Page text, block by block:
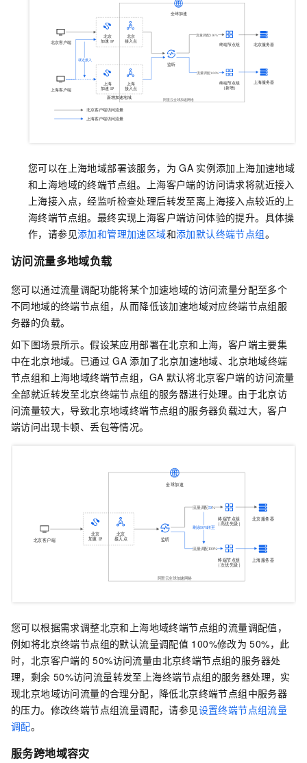
您可以在上海地域部署该服务，为 GA 实例添加上海加速地域
和上海地域的终端节点组。上海客户端的访问请求将就近接入
上海接入点，经监听检查处理后转发至离上海接入点较近的上
海终端节点组。最终实现上海客户端访问体验的提升。具体操
作，请参见添加和管理加速区域和添加默认终端节点组。
访问流量多地域负载
您可以通过流量调配功能将某个加速地域的访问流量分配至多个
不同地域的终端节点组，从而降低该加速地域对应终端节点组服
务器的负载。
如下图场景所示。假设某应用部署在北京和上海，客户端主要集
中在北京地域。已通过 GA 添加了北京加速地域、北京地域终端
节点组和上海地域终端节点组，GA 默认将北京客户端的访问流量
全部就近转发至北京终端节点组的服务器进行处理。由于北京访
问流量较大，导致北京地域终端节点组的服务器负载过大，客户
端访问出现卡顿、丢包等情况。
您可以根据需求调整北京和上海地域终端节点组的流量调配值，
例如将北京终端节点组的默认流量调配值 100%修改为 50%，此
时，北京客户端的 50%访问流量由北京终端节点组的服务器处
理，剩余 50%访问流量转发至上海终端节点组的服务器处理，实
现北京地域访问流量的合理分配，降低北京终端节点组中服务器
的压力。修改终端节点组流量调配，请参见设置终端节点组流量
调配。
服务跨地域容灾